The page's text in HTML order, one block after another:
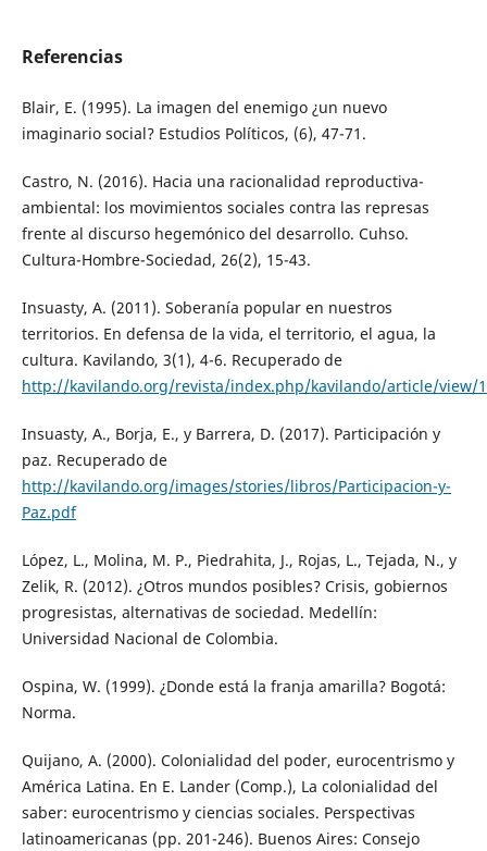
Referencias
Blair, E. (1995). La imagen del enemigo ¿un nuevo
imaginario social? Estudios Políticos, (6), 47-71.
Castro, N. (2016). Hacia una racionalidad reproductiva-
ambiental: los movimientos sociales contra las represas
frente al discurso hegemónico del desarrollo. Cuhso.
Cultura-Hombre-Sociedad, 26(2), 15-43.
Insuasty, A. (2011). Soberanía popular en nuestros
territorios. En defensa de la vida, el territorio, el agua, la
cultura. Kavilando, 3(1), 4-6. Recuperado de
http://kavilando.org/revista/index.php/kavilando/article/view/
Insuasty, A., Borja, E., y Barrera, D. (2017). Participación y
paz. Recuperado de
http://kavilando.org/images/stories/libros/Participacion-y-
Paz.pdf
López, L., Molina, M. P., Piedrahita, J., Rojas, L., Tejada, N., y
Zelik, R. (2012). ¿Otros mundos posibles? Crisis, gobiernos
progresistas, alternativas de sociedad. Medellín:
Universidad Nacional de Colombia.
Ospina, W. (1999). ¿Donde está la franja amarilla? Bogotá:
Norma.
Quijano, A. (2000). Colonialidad del poder, eurocentrismo y
América Latina. En E. Lander (Comp.), La colonialidad del
saber: eurocentrismo y ciencias sociales. Perspectivas
latinoamericanas (pp. 201-246). Buenos Aires: Consejo